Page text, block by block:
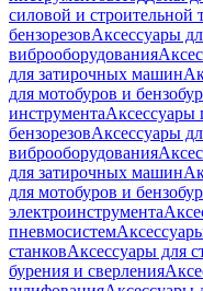
силовой и строительной
бензорезовАксессуары
виброоборудования
для затирочных машин
для мотобуров и
инструментаАксессуары
бензорезовАксессуары
виброоборудования
для затирочных машин
для мотобуров и
электроинструмента
пневмосистем
станковАксессуары для
бурения и сверления